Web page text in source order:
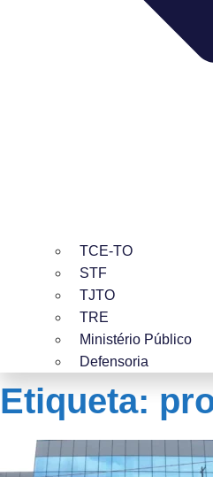
TCE-TO
STF
TJTO
TRE
Ministério Público
Defensoria
Etiqueta: